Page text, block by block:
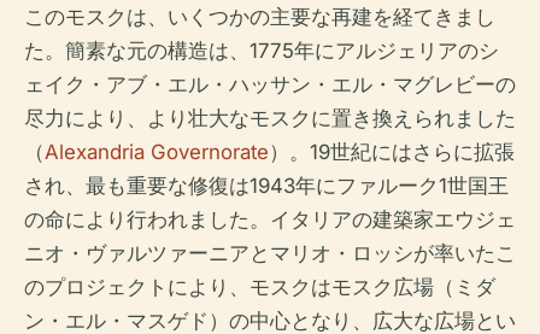
このモスクは、いくつかの主要な再建を経てきまし
た。簡素な元の構造は、1775年にアルジェリアのシ
ェイク・アブ・エル・ハッサン・エル・マグレビーの
尽力により、より壮大なモスクに置き換えられました
（Alexandria Governorate）。19世紀にはさらに拡張
され、最も重要な修復は1943年にファルーク1世国王
の命により行われました。イタリアの建築家エウジェ
ニオ・ヴァルツァーニアとマリオ・ロッシが率いたこ
のプロジェクトにより、モスクはモスク広場（ミダ
ン・エル・マスゲド）の中心となり、広大な広場とい